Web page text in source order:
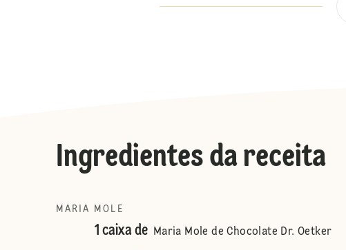
Ingredientes da receita
MARIA MOLE
1 caixa de Maria Mole de Chocolate Dr. Oetker